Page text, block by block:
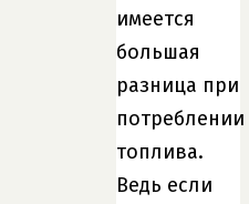
имеется
большая
разница при
потреблении
топлива.
Ведь если